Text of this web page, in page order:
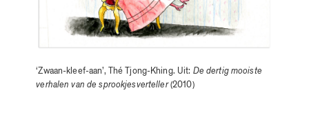
‘Zwaan-kleef-aan’, Thé Tjong-Khing. Uit: De dertig mooiste
verhalen van de sprookjesverteller(2010)